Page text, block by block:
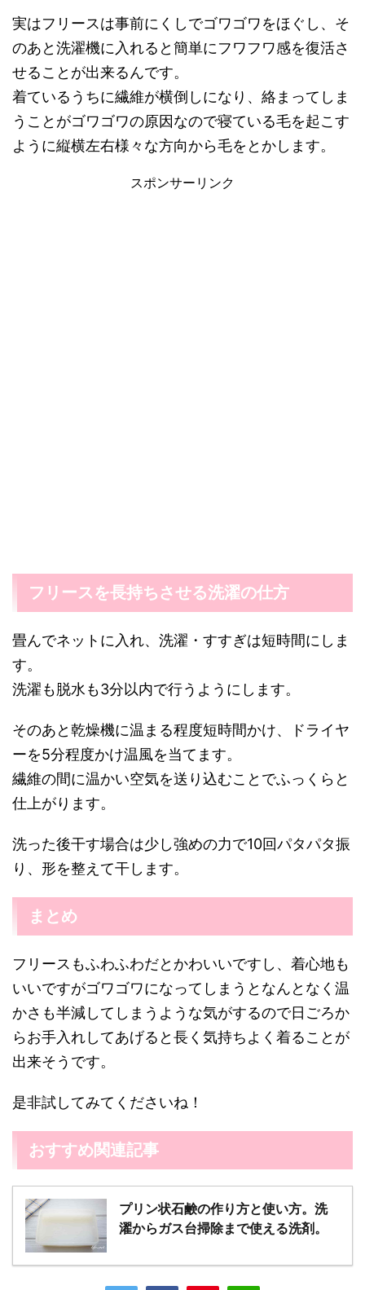
実はフリースは事前にくしでゴワゴワをほぐし、そ
のあと洗濯機に入れると簡単にフワフワ感を復活さ
せることが出来るんです。
着ているうちに繊維が横倒しになり、絡まってしま
うことがゴワゴワの原因なので寝ている毛を起こす
ように縦横左右様々な方向から毛をとかします。
スポンサーリンク
フリースを長持ちさせる洗濯の仕方
畳んでネットに入れ、洗濯・すすぎは短時間にしま
す。
洗濯も脱水も3分以内で行うようにします。
そのあと乾燥機に温まる程度短時間かけ、ドライヤ
ーを5分程度かけ温風を当てます。
繊維の間に温かい空気を送り込むことでふっくらと
仕上がります。
洗った後干す場合は少し強めの力で10回パタパタ振
り、形を整えて干します。
まとめ
フリースもふわふわだとかわいいですし、着心地も
いいですがゴワゴワになってしまうとなんとなく温
かさも半減してしまうような気がするので日ごろか
らお手入れしてあげると長く気持ちよく着ることが
出来そうです。
是非試してみてくださいね！
おすすめ関連記事
プリン状石鹸の作り方と使い方。洗
濯からガス台掃除まで使える洗剤。